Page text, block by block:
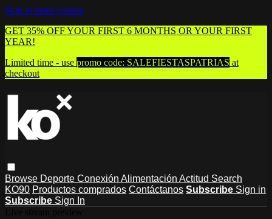
Skip to main content
GET 35% OFF YOUR FIRST 6 MONTHS OR YOUR FIRST
YEAR!
Limited time - use promo code: SALEFIESTASPATRIAS at
checkout
Browse Deporte Conexión Alimentación Actitud Search
KO90 Productos comprados Contáctanos Subscribe Sign in
Subscribe Sign In